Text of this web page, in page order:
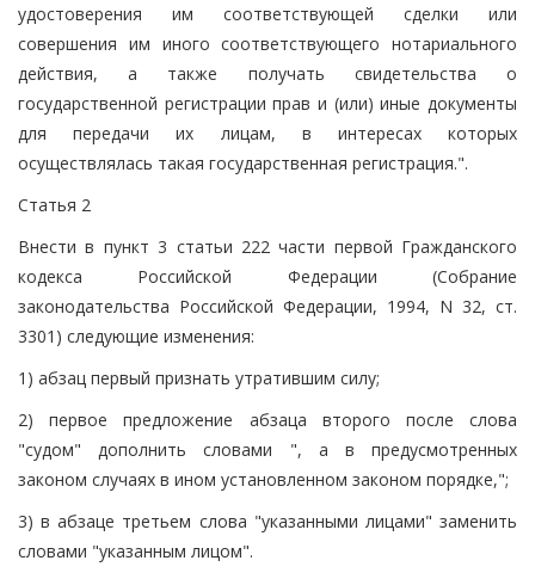
удостоверения им соответствующей сделки или
совершения им иного соответствующего нотариального
действия, а также получать свидетельства о
государственной регистрации прав и (или) иные документы
для передачи их лицам, в интересах которых
осуществлялась такая государственная регистрация.".
Статья 2
Внести в пункт 3 статьи 222 части первой Гражданского
кодекса Российской Федерации (Собрание
законодательства Российской Федерации, 1994, N 32, ст.
3301) следующие изменения:
1) абзац первый признать утратившим силу;
2) первое предложение абзаца второго после слова
"судом" дополнить словами ", а в предусмотренных
законом случаях в ином установленном законом порядке,";
3) в абзаце третьем слова "указанными лицами" заменить
словами "указанным лицом".